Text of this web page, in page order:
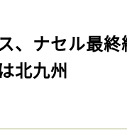
、ナセル最
北九州